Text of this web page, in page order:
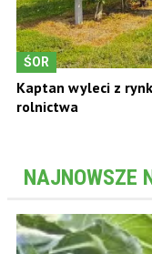
ŚOR
Kaptan wyleci z
rolnictwa
NAJNOWSZE